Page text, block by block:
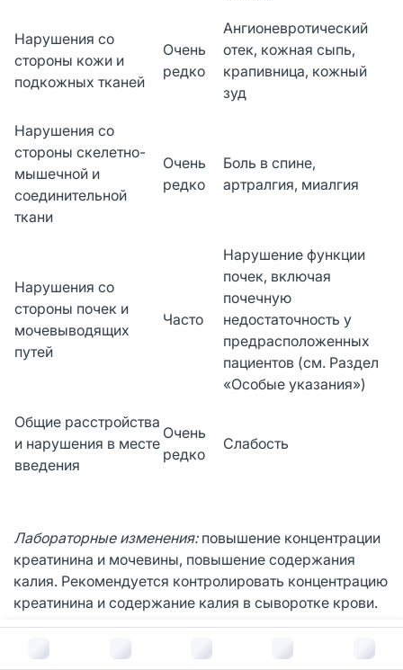
В корзину за
Нарушения со
стороны кожи и
подкожных тканей
Очень
редко
Ангионевротический
отек, кожная сыпь,
крапивница, кожный
зуд
Нарушения со
стороны скелетно-
мышечной и
соединительной
ткани
Очень
редко
Боль в спине,
артралгия, миалгия
Нарушения со
стороны почек и
мочевыводящих
путей
Часто
Нарушение функции
почек, включая
почечную
недостаточность у
предрасположенных
пациентов (см. Раздел
«Особые указания»)
Общие расстройства
и нарушения в месте
введения
Очень
редко
Слабость
Лабораторные изменения:повышение концентрации
креатинина и мочевины, повышение содержания
калия. Рекомендуется контролировать концентрацию
креатинина и содержание калия в сыворотке крови.